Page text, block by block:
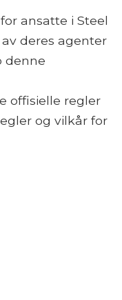
ansatte i Steel
deres agenter
denne
offisielle regler
og vilkår for